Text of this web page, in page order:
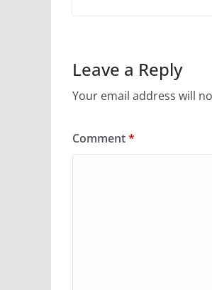
Leave a Reply
Your email address will
Comment*